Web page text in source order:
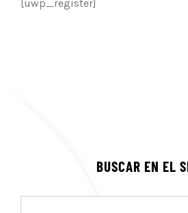
[uwp_register]
BUSCAR EN EL